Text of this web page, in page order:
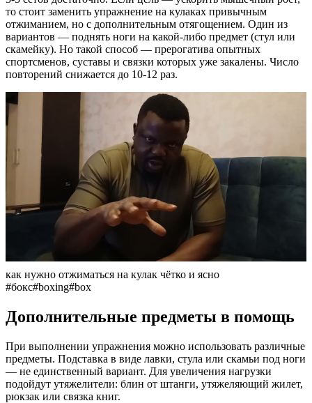
то стоит заменить упражнение на кулаках привычным
отжиманием, но с дополнительным отягощением. Один из
вариантов — поднять ноги на какой-либо предмет (стул или
скамейку). Но такой способ — прерогатива опытных
спортсменов, суставы и связки которых уже закалены. Число
повторений снижается до 10-12 раз.
как нужно отжиматься на кулак чётко и ясно
#бокс#boxing#box
Дополнительные предметы в помощь
При выполнении упражнения можно использовать различные
предметы. Подставка в виде лавки, стула или скамьи под ноги
— не единственный вариант. Для увеличения нагрузки
подойдут утяжелители: блин от штанги, утяжеляющий жилет,
рюкзак или связка книг.